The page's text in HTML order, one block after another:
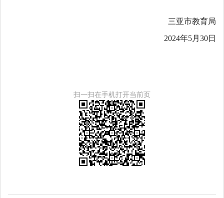
三亚市教育局
2024年5月30日
扫一扫在手机打开当前页